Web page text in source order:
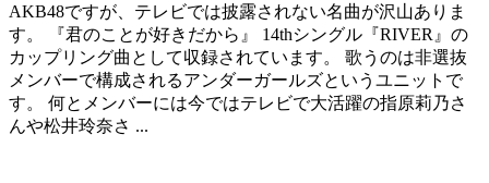
AKB48ですが、テレビでは披露されない名曲が沢山ありま
す。 『君のことが好きだから』 14thシングル『RIVER』の
カップリング曲として収録されています。 歌うのは非選抜
メンバーで構成されるアンダーガールズというユニットで
す。 何とメンバーには今ではテレビで大活躍の指原莉乃さ
んや松井玲奈さ ...